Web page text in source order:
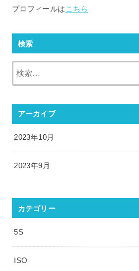
プロフィールは こちら
検索
アーカイブ
2023年10月
2023年9月
カテゴリー
5S
ISO